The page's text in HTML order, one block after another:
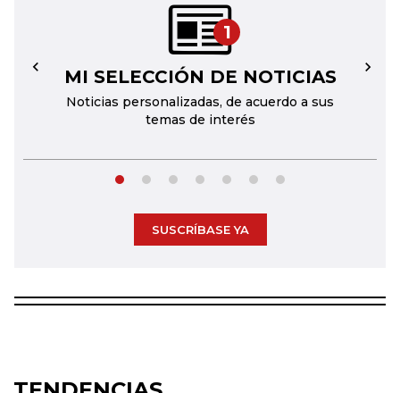
1
MI SELECCIÓN DE NOTICIAS
Noticias personalizadas, de acuerdo a sus
temas de interés
← →
SUSCRÍBASE YA